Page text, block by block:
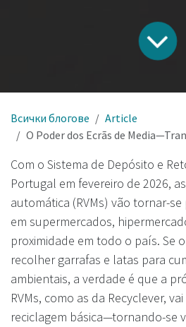
Всички блогове
Article
O Poder dos Ecrãs de Media—Transformando RVMs em Plataformas
Com o Sistema de Depósito e
Portugal em fevereiro de 2026,
automática (RVMs) vão tornar-
em supermercados,
proximidade em todo o país. Se
recolher garrafas e latas para
ambientais, a verdade é que a
RVMs, como as da Recyclever,
reciclagem básica—tornando-se